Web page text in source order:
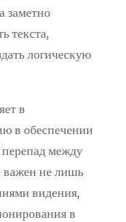
заметно
текста,
логическую
в
в обеспечении
между
важен не лишь
видения,
в